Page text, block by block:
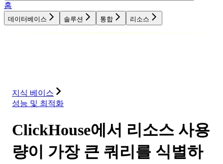
홈
데이터베이스 솔루션 통합 리소스
지식 베이스
성능 및 최적화
ClickHouse에서 리소스 사용
량이 가장 큰 쿼리를 식별하